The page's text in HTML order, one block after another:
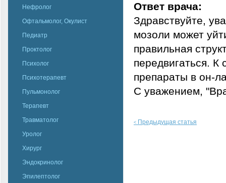
Нефролог
Офтальмолог, Окулист
Педиатр
Проктолог
Психолог
Психотерапевт
Пульмонолог
Терапевт
Травматолог
Уролог
Хирург
Эндокринолог
Эпилептолог
Ответ врача:
Здравствуйте,
мозоли может
правильная
передвигаться.
препараты в он-
С уважением,
< Предыдущая статья